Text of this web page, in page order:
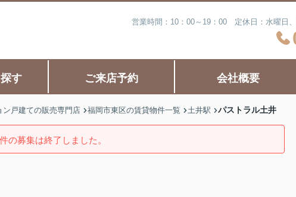
営業時間：10：00～19：00 定休日：水曜日
す ご来店予約 会社概要
戸建ての販売専門店 福岡市東区の賃貸物件一覧 土井駅 パストラル土井
の募集は終了しました。